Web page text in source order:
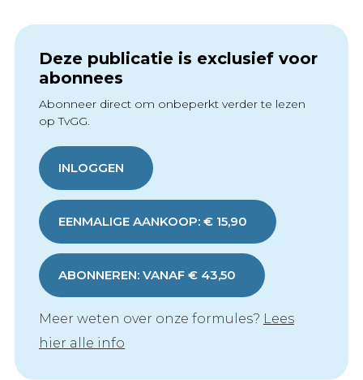
Deze publicatie is exclusief voor
abonnees
Abonneer direct om onbeperkt verder te lezen
op TvGG.
INLOGGEN
EENMALIGE AANKOOP: € 15,90
ABONNEREN: VANAF € 43,50
Meer weten over onze formules? Lees
hier alle info